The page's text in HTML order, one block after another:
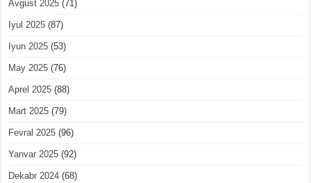
Avgust 2025 (71)
Iyul 2025 (87)
Iyun 2025 (53)
May 2025 (76)
Aprel 2025 (88)
Mart 2025 (79)
Fevral 2025 (96)
Yanvar 2025 (92)
Dekabr 2024 (68)